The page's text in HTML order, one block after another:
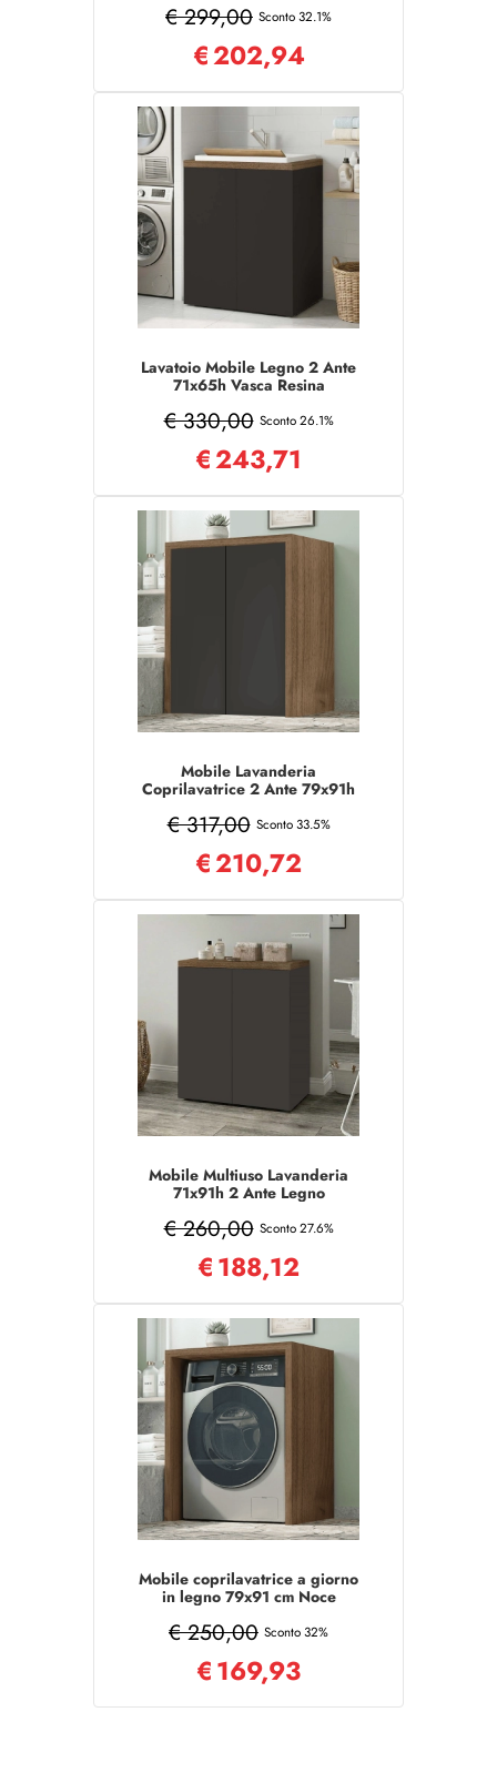
€ 299,00 Sconto 32.1%
€202,94
Lavatoio Mobile Legno 2 Ante
71x65h Vasca Resina
€ 330,00 Sconto 26.1%
€243,71
Mobile Lavanderia
Coprilavatrice 2 Ante 79x91h
€ 317,00 Sconto 33.5%
€210,72
Mobile Multiuso Lavanderia
71x91h 2 Ante Legno
€ 260,00 Sconto 27.6%
€188,12
Mobile coprilavatrice a giorno
in legno 79x91 cm Noce
€ 250,00 Sconto 32%
€169,93